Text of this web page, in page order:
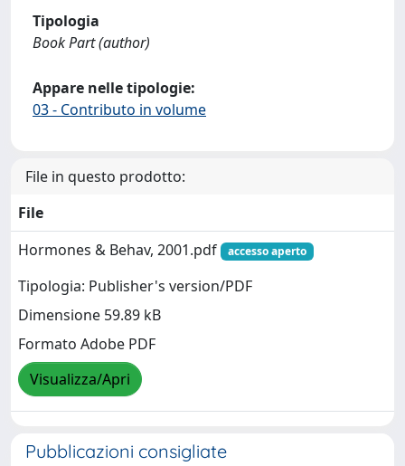
Tipologia
Book Part (author)
Appare nelle tipologie:
03 - Contributo in volume
File in questo prodotto:
File
Hormones & Behav, 2001.pdf
accesso aperto
Tipologia: Publisher's version/PDF
Dimensione 59.89 kB
Formato Adobe PDF
Visualizza/Apri
Pubblicazioni consigliate